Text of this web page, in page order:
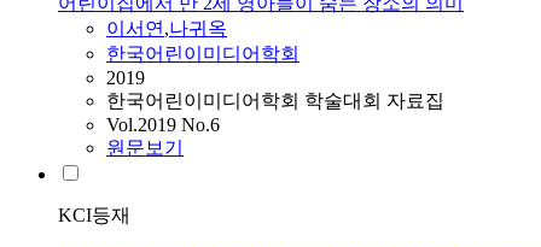
이서연,나귀옥
한국어린이미디어학회
2019
한국어린이미디어학회 학술대회 자료집
Vol.2019 No.6
원문보기
KCI등재